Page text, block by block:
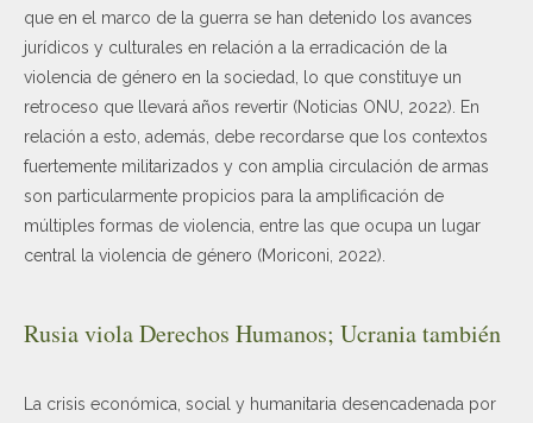
que en el marco de la guerra se han detenido los avances
jurídicos y culturales en relación a la erradicación de la
violencia de género en la sociedad, lo que constituye un
retroceso que llevará años revertir (Noticias ONU, 2022). En
relación a esto, además, debe recordarse que los contextos
fuertemente militarizados y con amplia circulación de armas
son particularmente propicios para la amplificación de
múltiples formas de violencia, entre las que ocupa un lugar
central la violencia de género (Moriconi, 2022).
Rusia viola Derechos Humanos; Ucrania también
La crisis económica, social y humanitaria desencadenada por